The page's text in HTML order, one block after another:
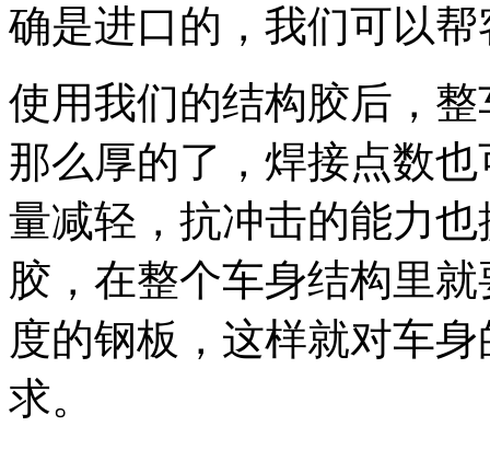
确是进口的，我们可以
使用我们的结构胶后，
那么厚的了，焊接点数
量减轻，抗冲击的能力
胶，在整个车身结构里
度的钢板，这样就对车
求。